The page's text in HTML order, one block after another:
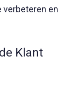
verbeteren en
Klant